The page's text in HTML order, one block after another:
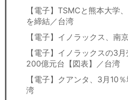
【電子】TSMCと熊本大学
を締結／台湾
【電子】イノラックス、南
【電子】イノラックスの3
200億元台【図表】／台湾
【電子】クアンタ、3月10
湾